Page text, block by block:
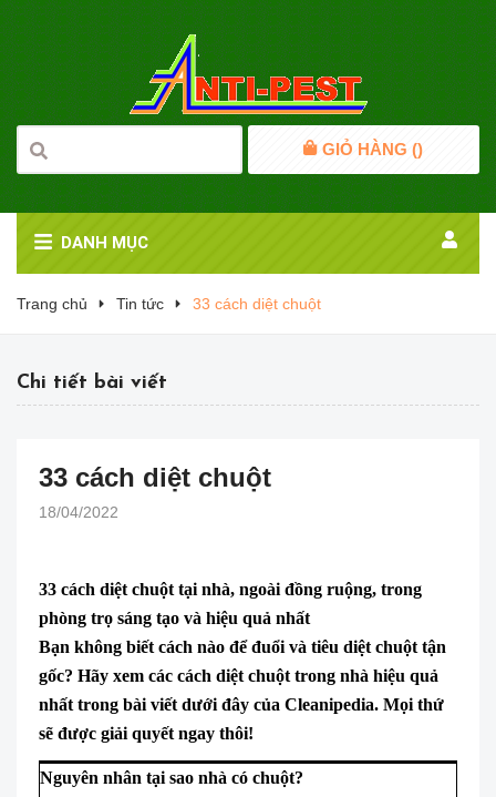
GIỎ HÀNG ()
DANH MỤC
Trang chủ Tin tức 33 cách diệt chuột
Chi tiết bài viết
33 cách diệt chuột
18/04/2022
33 cách diệt chuột tại nhà, ngoài đồng ruộng, trong
phòng trọ sáng tạo và hiệu quả nhất
Bạn không biết cách nào để đuổi và tiêu diệt chuột tận
gốc? Hãy xem các cách diệt chuột trong nhà hiệu quả
nhất trong bài viết dưới đây của Cleanipedia. Mọi thứ
sẽ được giải quyết ngay thôi!
Nguyên nhân tại sao nhà có chuột?